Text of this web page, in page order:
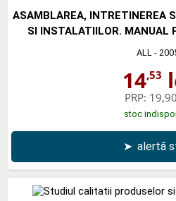
ASAMBLAREA, INTRETINEREA
SI INSTALATIILOR. MANUAL
ALL -
14,53
PRP:
stoc
➤ alertă